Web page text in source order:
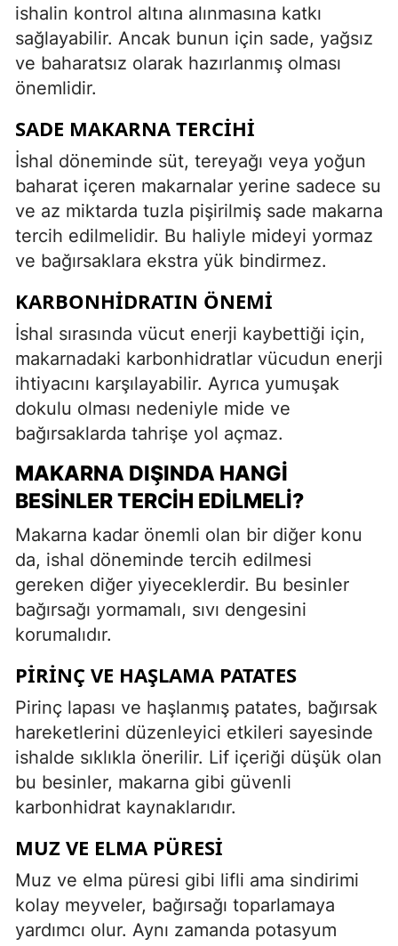
ishalin kontrol altına alınmasına katkı
sağlayabilir. Ancak bunun için sade, yağsız
ve baharatsız olarak hazırlanmış olması
önemlidir.
SADE MAKARNA TERCIHI
İshal döneminde süt, tereyağı veya yoğun
baharat içeren makarnalar yerine sadece su
ve az miktarda tuzla pişirilmiş sade makarna
tercih edilmelidir. Bu haliyle mideyi yormaz
ve bağırsaklara ekstra yük bindirmez.
KARBONHIDRATIN ÖNEMI
İshal sırasında vücut enerji kaybettiği için,
makarnadaki karbonhidratlar vücudun enerji
ihtiyacını karşılayabilir. Ayrıca yumuşak
dokulu olması nedeniyle mide ve
bağırsaklarda tahrişe yol açmaz.
MAKARNA DIŞINDA HANGI
BESINLER TERCIH EDILMELI?
Makarna kadar önemli olan bir diğer konu
da, ishal döneminde tercih edilmesi
gereken diğer yiyeceklerdir. Bu besinler
bağırsağı yormamalı, sıvı dengesini
korumalıdır.
PIRINÇ VE HAŞLAMA PATATES
Pirinç lapası ve haşlanmış patates, bağırsak
hareketlerini düzenleyici etkileri sayesinde
ishalde sıklıkla önerilir. Lif içeriği düşük olan
bu besinler, makarna gibi güvenli
karbonhidrat kaynaklarıdır.
MUZ VE ELMA PÜRESI
Muz ve elma püresi gibi lifli ama sindirimi
kolay meyveler, bağırsağı toparlamaya
yardımcı olur. Aynı zamanda potasyum